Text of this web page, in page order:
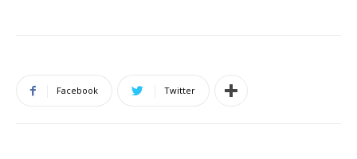
Facebook Twitter